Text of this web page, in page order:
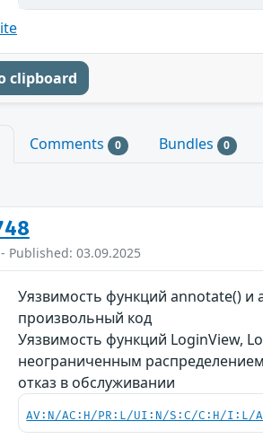
clipboard
Comments 0 Bundles 0
- Published: 03.09.2025
Уязвимость функций annotate()
произвольный код
Уязвимость функций LoginView,
неограниченным
отказ в обслуживании
AV:N/AC:H/PR:L/UI:N/S:C/C:H/I:L/